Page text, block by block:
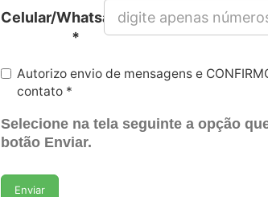
Celular/Whatsapp
*
Autorizo envio de mensagens e
contato *
Selecione na tela seguinte a opção
botão Enviar.
Enviar